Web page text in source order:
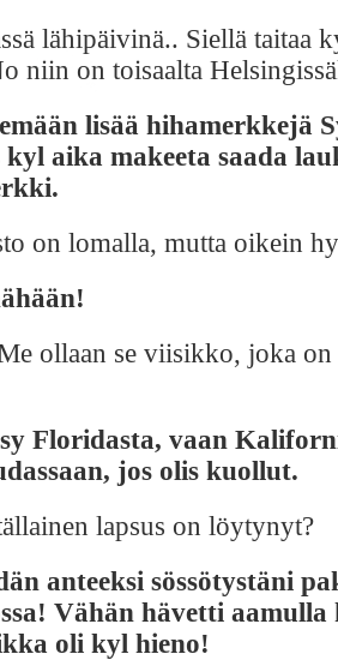
lähipäivinä.. Siellä taitaa
niin on toisaalta
lisää hihamerkkejä
kyl aika makeeta saada
on lomalla, mutta oikein
ollaan se viisikko, joka
Floridasta, vaan
jos olis kuollut.
lapsus on löytynyt?
anteeksi sössötystäni
Vähän hävetti
oli kyl hieno!